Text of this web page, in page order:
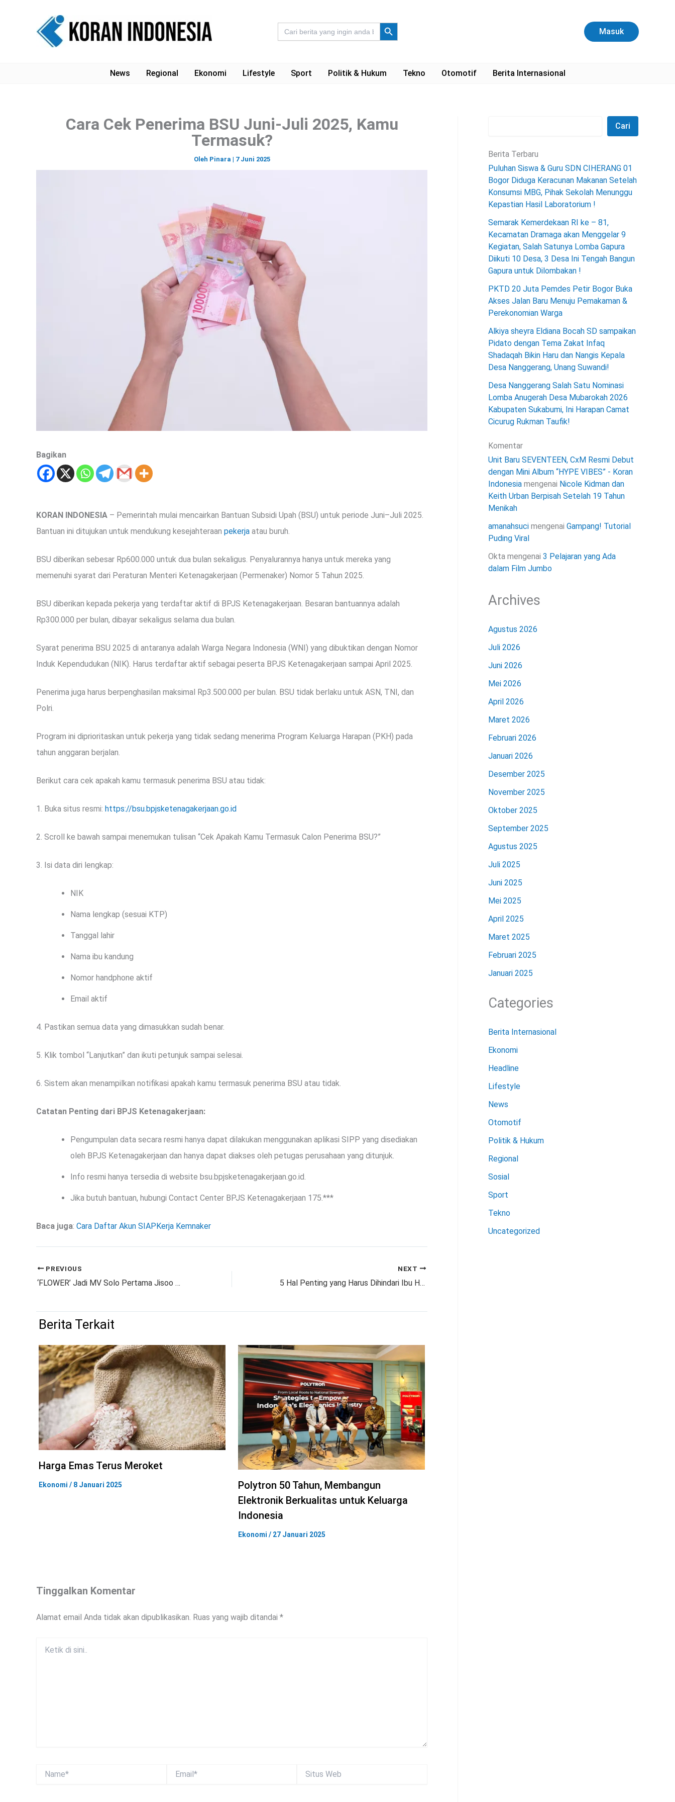
Search
for:
Search Button
Masuk
News Regional Ekonomi Lifestyle Sport Politik & Hukum Tekno Otomotif Berita Internasional
Cara Cek Penerima BSU Juni-Juli 2025, Kamu
Termasuk?
Oleh Pinara | 7 Juni 2025
Bagikan
KORAN INDONESIA – Pemerintah mulai mencairkan Bantuan Subsidi Upah (BSU) untuk periode Juni–Juli 2025.
Bantuan ini ditujukan untuk mendukung kesejahteraan pekerja atau buruh.
BSU diberikan sebesar Rp600.000 untuk dua bulan sekaligus. Penyalurannya hanya untuk mereka yang
memenuhi syarat dari Peraturan Menteri Ketenagakerjaan (Permenaker) Nomor 5 Tahun 2025.
BSU diberikan kepada pekerja yang terdaftar aktif di BPJS Ketenagakerjaan. Besaran bantuannya adalah
Rp300.000 per bulan, dibayar sekaligus selama dua bulan.
Syarat penerima BSU 2025 di antaranya adalah Warga Negara Indonesia (WNI) yang dibuktikan dengan Nomor
Induk Kependudukan (NIK). Harus terdaftar aktif sebagai peserta BPJS Ketenagakerjaan sampai April 2025.
Penerima juga harus berpenghasilan maksimal Rp3.500.000 per bulan. BSU tidak berlaku untuk ASN, TNI, dan
Polri.
Program ini diprioritaskan untuk pekerja yang tidak sedang menerima Program Keluarga Harapan (PKH) pada
tahun anggaran berjalan.
Berikut cara cek apakah kamu termasuk penerima BSU atau tidak:
1. Buka situs resmi: https://bsu.bpjsketenagakerjaan.go.id
2. Scroll ke bawah sampai menemukan tulisan “Cek Apakah Kamu Termasuk Calon Penerima BSU?”
3. Isi data diri lengkap:
NIK
Nama lengkap (sesuai KTP)
Tanggal lahir
Nama ibu kandung
Nomor handphone aktif
Email aktif
4. Pastikan semua data yang dimasukkan sudah benar.
5. Klik tombol “Lanjutkan” dan ikuti petunjuk sampai selesai.
6. Sistem akan menampilkan notifikasi apakah kamu termasuk penerima BSU atau tidak.
Catatan Penting dari BPJS Ketenagakerjaan:
Pengumpulan data secara resmi hanya dapat dilakukan menggunakan aplikasi SIPP yang disediakan
oleh BPJS Ketenagakerjaan dan hanya dapat diakses oleh petugas perusahaan yang ditunjuk.
Info resmi hanya tersedia di website bsu.bpjsketenagakerjaan.go.id.
Jika butuh bantuan, hubungi Contact Center BPJS Ketenagakerjaan 175.***
Baca juga: Cara Daftar Akun SIAPKerja Kemnaker
PREVIOUS
‘FLOWER’ Jadi MV Solo Pertama Jisoo BLACKPINK Tembus 600 Juta Views
NEXT
5 Hal Penting yang Harus Dihindari Ibu Hamil
Berita Terkait
Harga Emas Terus Meroket
Ekonomi / 8 Januari 2025
Polytron 50 Tahun, Membangun
Elektronik Berkualitas untuk Keluarga
Indonesia
Ekonomi / 27 Januari 2025
Tinggalkan Komentar
Alamat email Anda tidak akan dipublikasikan. Ruas yang wajib ditandai *
Web
Cari
Berita Terbaru
Puluhan Siswa & Guru SDN CIHERANG 01
Bogor Diduga Keracunan Makanan Setelah
Konsumsi MBG, Pihak Sekolah Menunggu
Kepastian Hasil Laboratorium !
Semarak Kemerdekaan RI ke – 81,
Kecamatan Dramaga akan Menggelar 9
Kegiatan, Salah Satunya Lomba Gapura
Diikuti 10 Desa, 3 Desa Ini Tengah Bangun
Gapura untuk Dilombakan !
PKTD 20 Juta Pemdes Petir Bogor Buka
Akses Jalan Baru Menuju Pemakaman &
Perekonomian Warga
Alkiya sheyra Eldiana Bocah SD sampaikan
Pidato dengan Tema Zakat Infaq
Shadaqah Bikin Haru dan Nangis Kepala
Desa Nanggerang, Unang Suwandi!
Desa Nanggerang Salah Satu Nominasi
Lomba Anugerah Desa Mubarokah 2026
Kabupaten Sukabumi, Ini Harapan Camat
Cicurug Rukman Taufik!
Komentar
Unit Baru SEVENTEEN, CxM Resmi Debut
dengan Mini Album “HYPE VIBES” - Koran
Indonesia mengenai Nicole Kidman dan
Keith Urban Berpisah Setelah 19 Tahun
Menikah
amanahsuci mengenai Gampang! Tutorial
Puding Viral
Okta mengenai 3 Pelajaran yang Ada
dalam Film Jumbo
Archives
Agustus 2026
Juli 2026
Juni 2026
Mei 2026
April 2026
Maret 2026
Februari 2026
Januari 2026
Desember 2025
November 2025
Oktober 2025
September 2025
Agustus 2025
Juli 2025
Juni 2025
Mei 2025
April 2025
Maret 2025
Februari 2025
Januari 2025
Categories
Berita Internasional
Ekonomi
Headline
Lifestyle
News
Otomotif
Politik & Hukum
Regional
Sosial
Sport
Tekno
Uncategorized